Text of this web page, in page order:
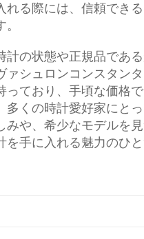
る際には、信頼でき
の状態や正規品であ
ァシュロンコンスタン
ており、手頃な価格
多くの時計愛好家にと
や、希少なモデルを
手に入れる魅力のひと